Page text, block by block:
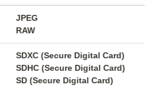
JPEG
RAW
SDXC (Secure Digital Card)
SDHC (Secure Digital Card)
SD (Secure Digital Card)